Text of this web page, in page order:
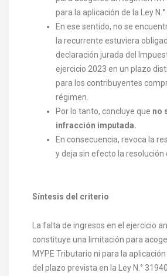
para la aplicación de la Ley N.°
En ese sentido, no se
la recurrente estuviera
declaración jurada del
ejercicio 2023 en un plazo
para los contribuyentes
régimen.
Por lo tanto, concluye que no
infracción imputada.
En consecuencia, revoca la
y deja sin efecto la resolución
Síntesis del criterio
La falta de ingresos en el ejercicio
constituye una limitación para
MYPE Tributario ni para la
del plazo prevista en la Ley N.°